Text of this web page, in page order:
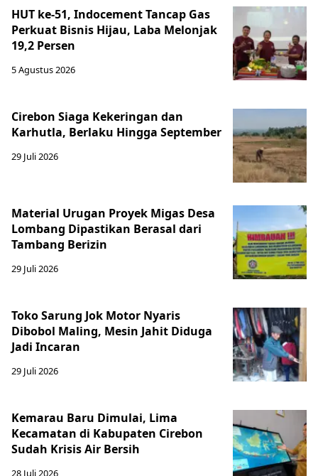
HUT ke-51, Indocement Tancap Gas
Perkuat Bisnis Hijau, Laba Melonjak
19,2 Persen
5 Agustus 2026
Cirebon Siaga Kekeringan dan
Karhutla, Berlaku Hingga September
29 Juli 2026
Material Urugan Proyek Migas Desa
Lombang Dipastikan Berasal dari
Tambang Berizin
29 Juli 2026
Toko Sarung Jok Motor Nyaris
Dibobol Maling, Mesin Jahit Diduga
Jadi Incaran
29 Juli 2026
Kemarau Baru Dimulai, Lima
Kecamatan di Kabupaten Cirebon
Sudah Krisis Air Bersih
28 Juli 2026